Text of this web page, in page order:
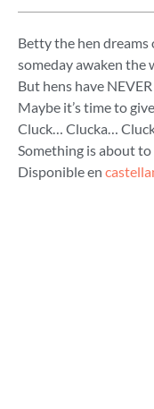
Betty the hen dreams
someday awaken the
But hens have
Maybe it’s time to
Cluck… Clucka…
Something is about
Disponible en